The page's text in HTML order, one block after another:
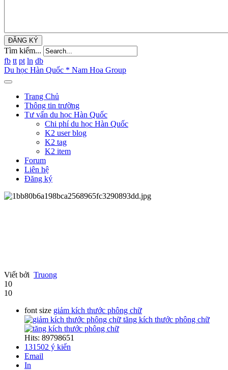
ĐĂNG KÝ
Tìm kiếm...
fb tt pt ln db
Du học Hàn Quốc * Nam Hoa Group
Trang Chủ
Thông tin trường
Tư vấn du học Hàn Quốc
Chi phí du học Hàn Quốc
K2 user blog
K2 tag
K2 item
Forum
Liên hệ
Đăng ký
Viết bởi Truong
10
10
font size giảm kích thước phông chữ
tăng kích thước phông chữ
Hits: 89798651
131502 ý kiến
Email
In